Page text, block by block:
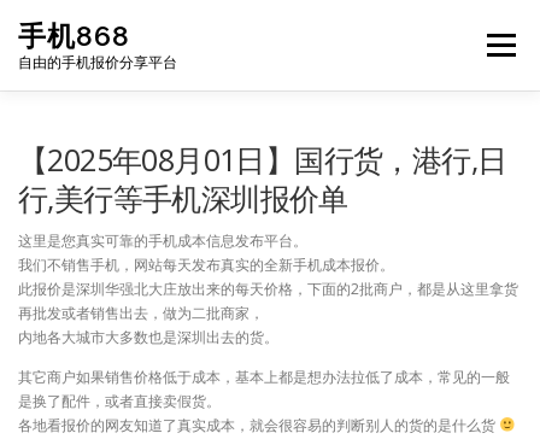
content
手机868
自由的手机报价分享平台
Menu
【2025年08月01日】国行货，港行,日
行,美行等手机深圳报价单
这里是您真实可靠的手机成本信息发布平台。
我们不销售手机，网站每天发布真实的全新手机成本报价。
此报价是深圳华强北大庄放出来的每天价格，下面的2批商户，都是从这里拿货
再批发或者销售出去，做为二批商家，
内地各大城市大多数也是深圳出去的货。
其它商户如果销售价格低于成本，基本上都是想办法拉低了成本，常见的一般
是换了配件，或者直接卖假货。
各地看报价的网友知道了真实成本，就会很容易的判断别人的货的是什么货